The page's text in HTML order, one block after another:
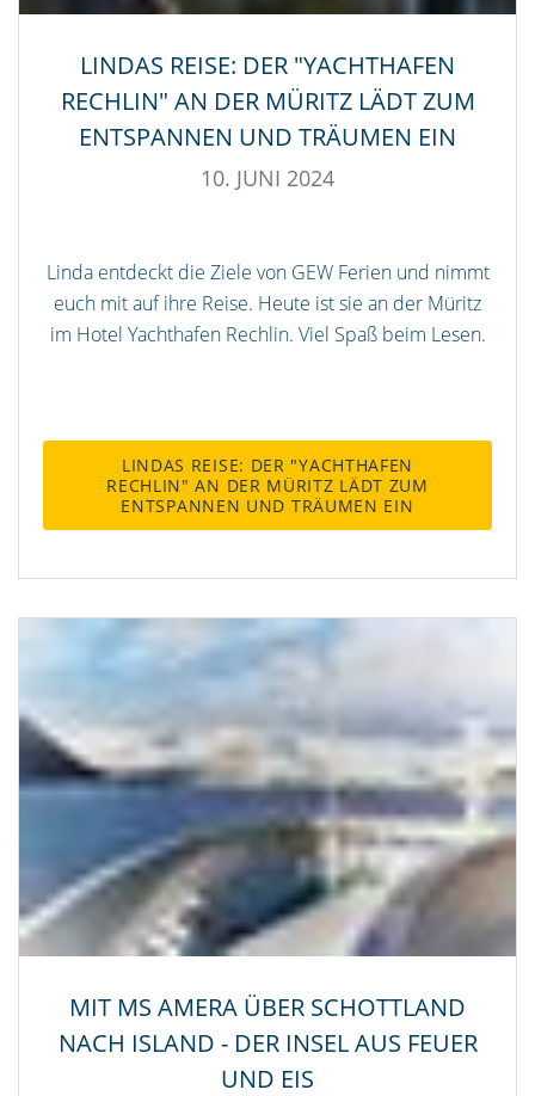
LINDAS REISE: DER "YACHTHAFEN
RECHLIN" AN DER MÜRITZ LÄDT ZUM
ENTSPANNEN UND TRÄUMEN EIN
10. JUNI 2024
Linda entdeckt die Ziele von GEW Ferien und nimmt
euch mit auf ihre Reise. Heute ist sie an der Müritz
im Hotel Yachthafen Rechlin. Viel Spaß beim Lesen.
LINDAS REISE: DER "YACHTHAFEN
RECHLIN" AN DER MÜRITZ LÄDT ZUM
ENTSPANNEN UND TRÄUMEN EIN
MIT MS AMERA ÜBER SCHOTTLAND
NACH ISLAND - DER INSEL AUS FEUER
UND EIS